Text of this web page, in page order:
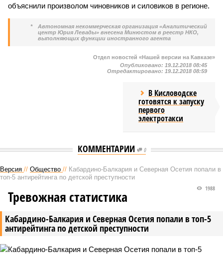
объяснили произволом чиновников и силовиков в регионе.
*
Автономная некоммерческая организация «Аналитический
центр Юрия Левады» внесена Минюстом в реестр НКО,
выполняющих функции иностранного агента
Отдел новостей «Нашей версии на Кавказе»
Опубликовано: 19.12.2018 08:45
Отредактировано: 19.12.2018 08:59
В Кисловодске
готовятся к запуску
первого
электротакси
КОММЕНТАРИИ 0
Версия // Общество // Кабардино-Балкария и Северная Осетия попали в
топ-5 антирейтинга по детской преступности
Кабардино-Балкария и Северная Осетия попали в топ-5
антирейтинга по детской преступности
1988
Тревожная статистика